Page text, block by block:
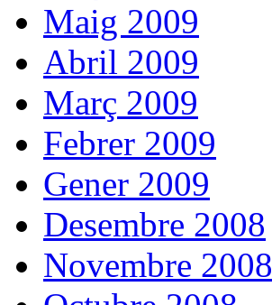
Maig 2009
Abril 2009
Març 2009
Febrer 2009
Gener 2009
Desembre 2008
Novembre 2008